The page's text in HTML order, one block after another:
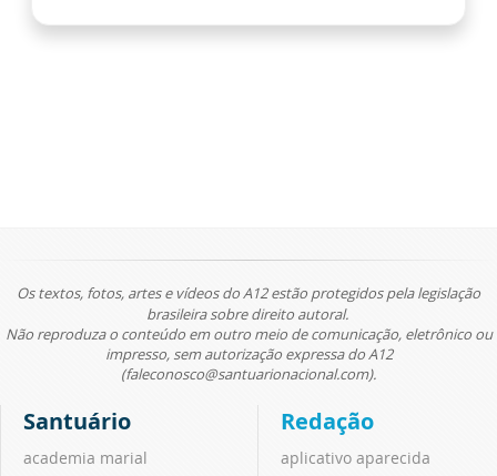
Os textos, fotos, artes e vídeos do A12 estão protegidos pela legislação
brasileira sobre direito autoral.
Não reproduza o conteúdo em outro meio de comunicação, eletrônico ou
impresso, sem autorização expressa do A12
(faleconosco@santuarionacional.com).
Santuário
academia marial
Redação
aplicativo aparecida